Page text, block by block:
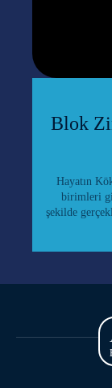
Blok
Hayatın
birimleri
şekilde